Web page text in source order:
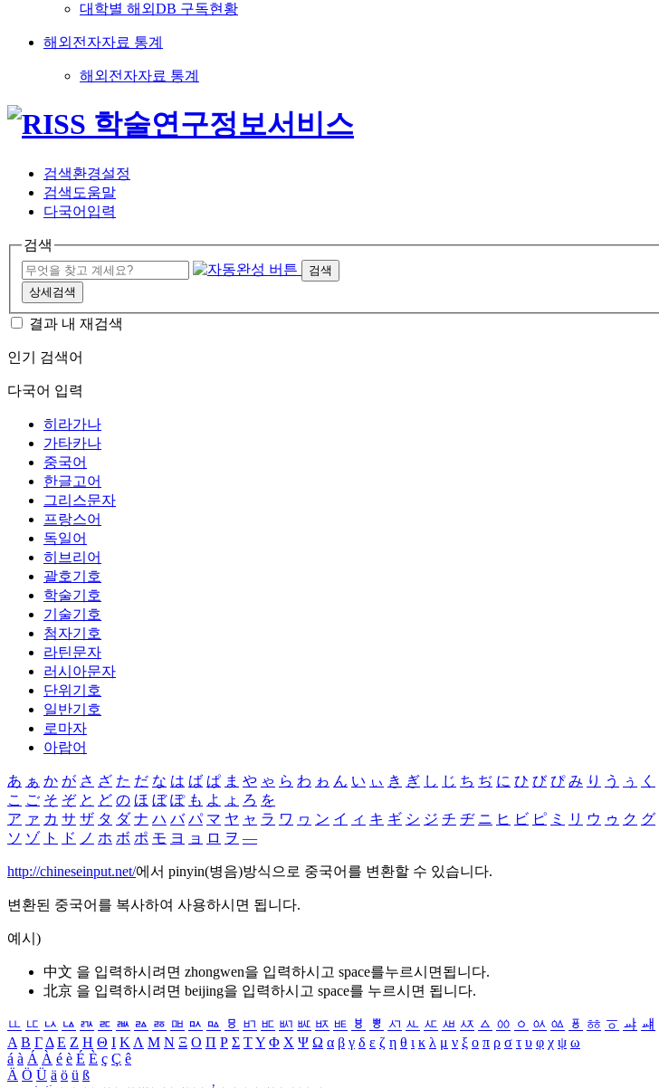
대학별 해외DB 구독현황
해외전자자료 통계
해외전자자료 통계
검색환경설정
검색도움말
다국어입력
검색
검색
상세검색
결과 내 재검색
인기 검색어
다국어 입력
히라가나
가타카나
중국어
한글고어
그리스문자
프랑스어
독일어
히브리어
괄호기호
학술기호
기술기호
첨자기호
라틴문자
러시아문자
단위기호
일반기호
로마자
아랍어
あ ぁ か が さ ざ た だ な は ば ぱ ま や ゃ ら わ ゎ ん い ぃ き ぎ し じ ち ぢ に ひ び ぴ み り う ぅ く
こ ご そ ぞ と ど の ほ ぼ ぽ も よ ょ ろ を
ア ァ カ サ ザ タ ダ ナ ハ バ パ マ ヤ ャ ラ ワ ヮ ン イ ィ キ ギ シ ジ チ ヂ ニ ヒ ビ ピ ミ リ ウ ゥ ク グ
ソ ゾ ト ド ノ ホ ボ ポ モ ヨ ョ ロ ヲ ―
http://chineseinput.net/에서 pinyin(병음)방식으로 중국어를 변환할 수 있습니다.
변환된 중국어를 복사하여 사용하시면 됩니다.
예시)
中文 을 입력하시려면 zhongwen을 입력하시고 space를누르시면됩니다.
北京 을 입력하시려면 beijing을 입력하시고 space를 누르시면 됩니다.
ㅥ ㅦ ㅧ ㅨ ㅩ ㅪ ㅫ ㅬ ㅭ ㅮ ㅯ ㅰ ㅱ ㅲ ㅳ ㅴ ㅵ ㅶ ㅷ ㅸ ㅹ ㅺ ㅻ ㅼ ㅽ ㅾ ㅿ ㆀ ㆁ ㆂ ㆃ ㆄ ㆅ ㆆ ㆇ ㆈ
Α Β ΓΔ Ε Ζ Η Θ Ι ΚΛ Μ Ν Ξ Ο Π Ρ Σ ΤΥ Φ Χ Ψ Ω α β γ δ ε ζ η θ ι κ λ μ ν ξ ο π ρ σ τ υ φ χ ψ ω
á à Á À é è É È ç Ç ê
Ä Ö Ü ä ö ü ß